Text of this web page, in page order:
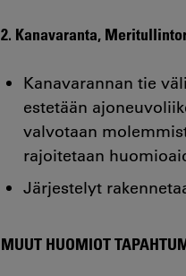
2. Kanavaranta,
Kanavarannan tie
estetään
valvotaan
rajoitetaan
Järjestelyt
MUUT HUOMIOT